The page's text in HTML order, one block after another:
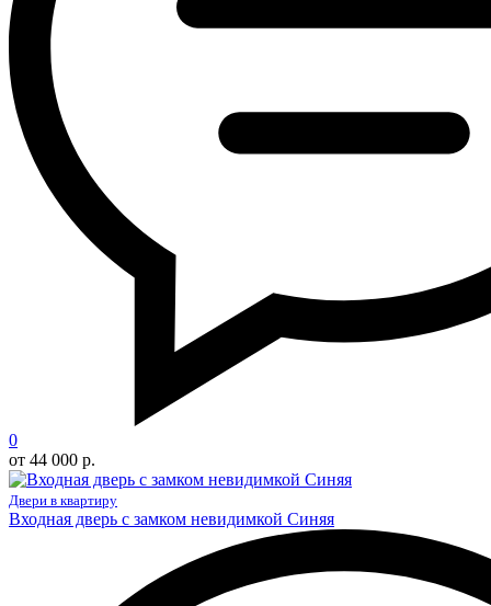
0
от 44 000 р.
Двери в квартиру
Входная дверь с замком невидимкой Синяя